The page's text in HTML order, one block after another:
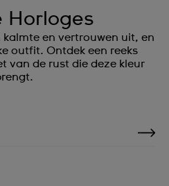
Horloges
kalmte en vertrouwen uit, en
outfit. Ontdek een reeks
van de rust die deze kleur